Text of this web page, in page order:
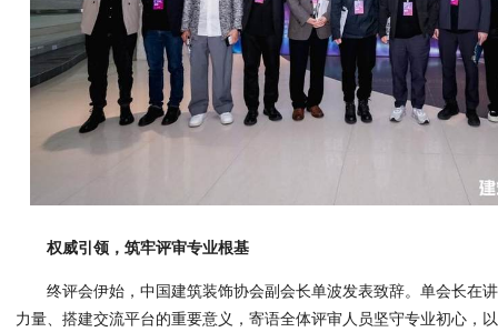
权威引领，筑牢评审专业根基
终评会伊始，中国建筑装饰协会副会长单波发表致辞。单会长在
力量、搭建交流平台的重要意义，寄语全体评审人员坚守专业初心，